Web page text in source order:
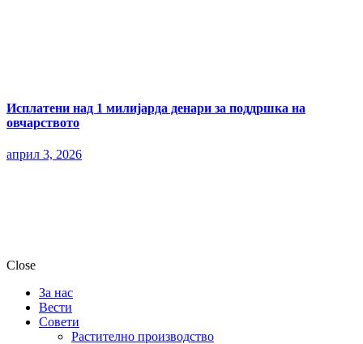
Исплатени над 1 милијарда денари за поддршка на
овчарството
април 3, 2026
Close
За нас
Вести
Совети
Растително производство